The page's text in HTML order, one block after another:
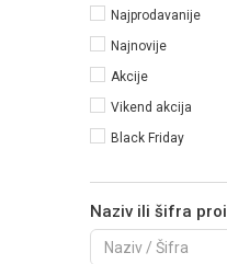
Najprodavanije
Najnovije
Akcije
Vikend akcija
Black Friday
Naziv ili šifra